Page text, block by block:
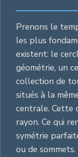
Prenons le
les plus
existent: le
géométrie, un
collection de
situés à la
centrale. Cette
rayon. Ce qui
symétrie
ou de